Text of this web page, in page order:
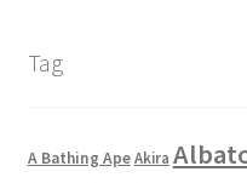
Tag
A Bathing Ape Akira